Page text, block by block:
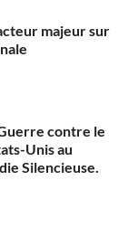
majeur sur
contre le
Unis au
Silencieuse.